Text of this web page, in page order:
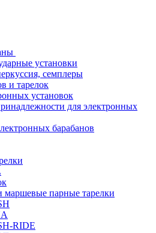
установки
семплеры
и тарелок
установок
для электронных
барабанов
маршевые парные тарелки
RIDE